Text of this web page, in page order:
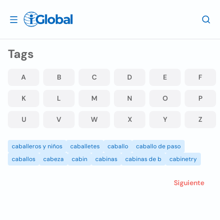
Tags
A B C D E F
K L M N O P
U V W X Y Z
caballeros y niños caballetes caballo
caballo de paso
caballos
cabeza cabin cabinas cabinas de b cabinetry
Siguiente